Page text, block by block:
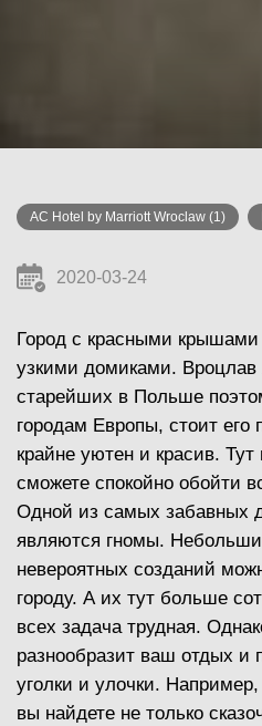
AC Hotel by Marriott Wroclaw (1)
2020-03-24
Город с красными
узкими домиками. Вроцлав
старейших в Польше
городам Европы, стоит
крайне уютен и красив. Тут
сможете спокойно обойти
Одной из самых забавных
являются гномы.
невероятных созданий
городу. А их тут больше
всех задача трудная.
разнообразит ваш отдых и
уголки и улочки.
вы найдете не только